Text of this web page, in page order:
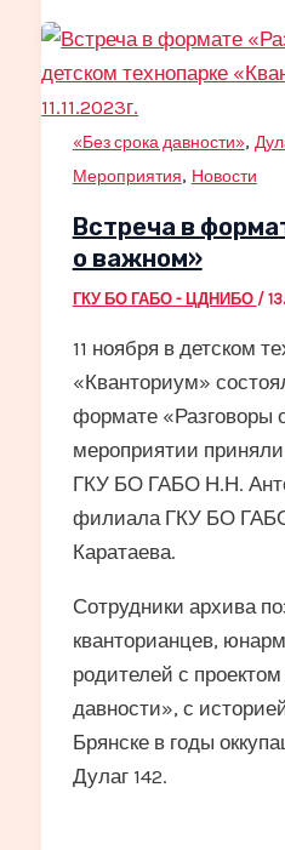
«Без срока давности»,
Мероприятия, Новости
Встреча в
о важном»
ГКУ БО ГАБО - ЦДНИБО /
11 ноября в детском
«Кванториум»
формате «Разговоры
мероприятии
ГКУ БО ГАБО Н.Н.
филиала ГКУ БО
Каратаева.
Сотрудники архива
кванторианцев,
родителей с
давности», с
Брянске в годы
Дулаг 142.